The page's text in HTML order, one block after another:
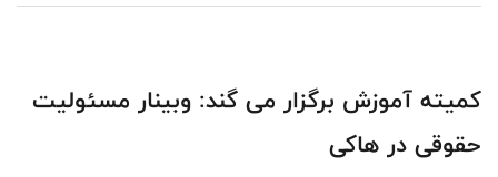
-
-
-
کمیته آموزش برگزار می گند: وبینار مسئولیت
حقوقی در هاکی